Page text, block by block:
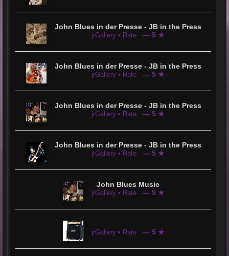
John Blues in der Presse - JB in the Press
jrGallery • Rate — 5 ★
John Blues in der Presse - JB in the Press
jrGallery • Rate — 5 ★
John Blues in der Presse - JB in the Press
jrGallery • Rate — 5 ★
John Blues in der Presse - JB in the Press
jrGallery • Rate — 5 ★
John Blues Music
jrGallery • Rate — 5 ★
jrGallery • Rate — 5 ★